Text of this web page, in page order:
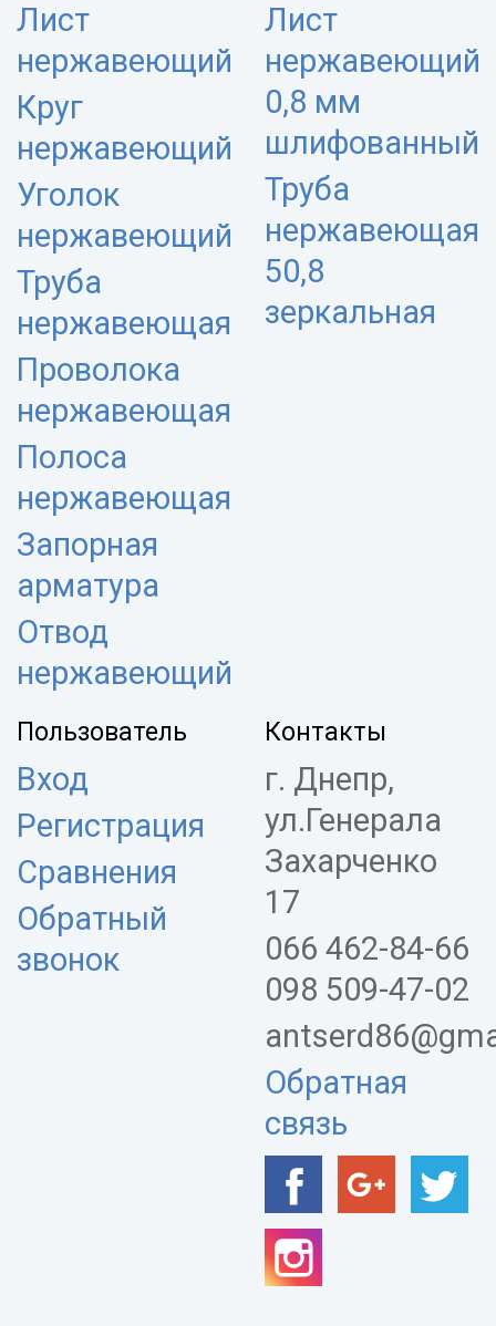
Лист
нержавеющий
Круг
нержавеющий
Уголок
нержавеющий
Труба
нержавеющая
Проволока
нержавеющая
Полоса
нержавеющая
Запорная
арматура
Отвод
нержавеющий
Лист
нержавеющий
0,8 мм
шлифованный
Труба
нержавеющая
50,8
зеркальная
Пользователь
Вход
Регистрация
Сравнения
Обратный
звонок
Контакты
г. Днепр,
ул.Генерала
Захарченко
17
066 462-84-66
098 509-47-02
Обратная
связь